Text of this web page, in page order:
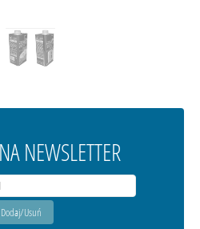
NEWSLETTER